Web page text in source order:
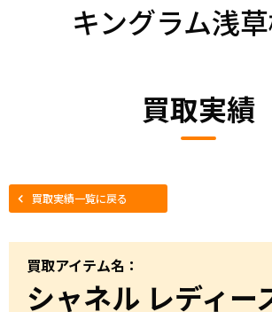
キングラム浅
買取実績
買取実績一覧に戻る
買取アイテム名：
シャネル レディー